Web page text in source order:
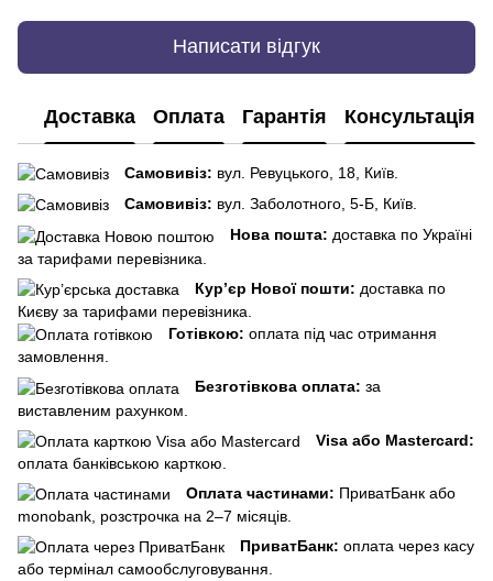
Написати відгук
Доставка Оплата Гарантія Консультація
Самовивіз: вул. Ревуцького, 18, Київ.
Самовивіз: вул. Заболотного, 5-Б, Київ.
Нова пошта: доставка по Україні
за тарифами перевізника.
Кур’єр Нової пошти: доставка по
Києву за тарифами перевізника.
Готівкою: оплата під час отримання
замовлення.
Безготівкова оплата: за
виставленим рахунком.
Visa або Mastercard:
оплата банківською карткою.
Оплата частинами: ПриватБанк або
monobank, розстрочка на 2–7 місяців.
ПриватБанк: оплата через касу
або термінал самообслуговування.